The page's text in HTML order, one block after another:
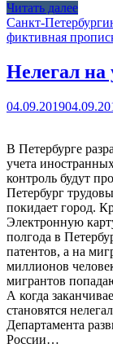
Читать далее
Санкт-Петербург
фиктивная
Нелегал на
04.09.2019
В Петербурге
учета
контроль будут
Петербург
покидает город.
Электронную
полгода в
патентов, а на
миллионов
мигрантов
А когда
становятся
Департамента
России…